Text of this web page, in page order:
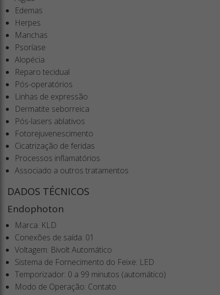
Edemas
Herpes
Manchas
Psoríase
Alopécia
Reparo tecidual
Pós-operatórios
Linhas de expressão
Dermatite seborreica
Pós-lasers ablativos
Fotorejuvenescimento
Cicatrização de feridas
Processos inflamatórios
Associado a outros tratamentos
DADOS TÉCNICOS
Endophoton
Marca: KLD
Conexões de saída: 01
Voltagem: Bivolt Automático
Sistema de Fornecimento do Feixe: LED
Temporizador: 0 a 99 minutos (automático)
Modo de Operação: Contato